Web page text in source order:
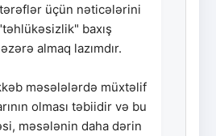
üçün nəticələrini
baxış
almaq lazımdır.
məsələlərdə müxtəlif
olması təbiidir və bu
məsələnin daha dərin